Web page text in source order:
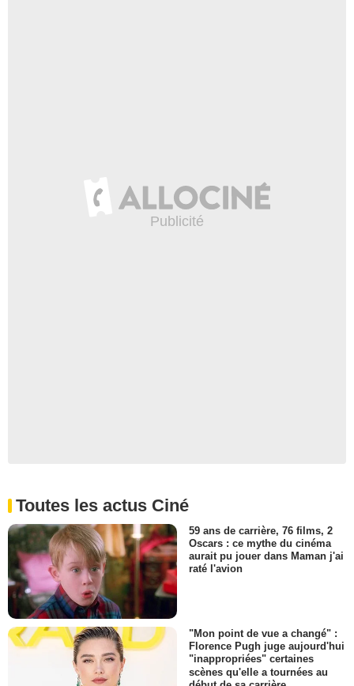
Toutes les actus Ciné
59 ans de carrière, 76 films, 2
Oscars : ce mythe du cinéma
aurait pu jouer dans Maman j'ai
raté l'avion
"Mon point de vue a changé" :
Florence Pugh juge aujourd'hui
"inappropriées" certaines
scènes qu'elle a tournées au